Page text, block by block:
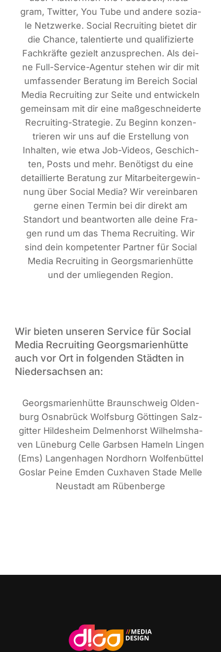
gram, Twit­ter, You Tube und ande­re sozia­
le Netz­wer­ke. Social Recrui­ting bie­tet dir
die Chan­ce, talen­tier­te und qua­li­fi­zier­te
Fach­kräf­te gezielt anzu­spre­chen. Als dei­
ne Full-Ser­vice-Agen­tur ste­hen wir dir mit
umfas­sen­der Bera­tung im Bereich Social
Media Recrui­ting zur Sei­te und ent­wi­ckeln
gemein­sam mit dir eine maß­ge­schnei­der­te
Recrui­ting-Stra­te­gie. Zu Beginn kon­zen­
trie­ren wir uns auf die Erstel­lung von
Inhal­ten, wie etwa Job-Vide­os, Geschich­
ten, Posts und mehr. Benö­tigst du eine
detail­lier­te Bera­tung zur Mit­ar­bei­ter­ge­win­
nung über Social Media? Wir ver­ein­ba­ren
ger­ne einen Ter­min bei dir direkt am
Stand­ort und beant­wor­ten alle dei­ne Fra­
gen rund um das The­ma Recrui­ting. Wir
sind dein kom­pe­ten­ter Part­ner für Social
Media Recrui­ting in Georgs­ma­ri­en­hüt­te
und der umlie­gen­den Region.
Wir bieten unseren Service für Social
Media Recruiting Georgsmarienhütte
auch vor Ort in folgenden Städten in
Niedersachsen an:
Georgs­ma­ri­en­hüt­te Braun­schweig Olden­
burg Osna­brück Wolfs­burg Göt­tin­gen Salz­
git­ter Hil­des­heim Del­men­horst Wil­helms­ha­
ven Lüne­burg Cel­le Garb­sen Hameln Lin­gen
(Ems) Lan­gen­ha­gen Nord­horn Wol­fen­büt­tel
Gos­lar Pei­ne Emden Cux­ha­ven Sta­de Mel­le
Neu­stadt am Rübenberge